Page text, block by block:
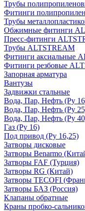
Трубы
Фитинги
Трубы
Обжимные фитинги
Пресс-фитинги
Трубы ALTSTREAM
Фитинги аксиальные
Фитинги резбовые
Запорная арматура
Вантузы
Задвижки стальные
Вода, Пар, Нефть (Ру
Вода, Пар, Нефть (Ру
Вода, Пар, Нефть (Ру
Газ (Ру 16)
Под привод (Ру 16,25)
Затворы дисковые
Затворы Benarmo
Затворы FAF (Турция)
Затворы RG (Китай)
Затворы TECOFI
Затворы БАЗ (Россия)
Клапаны обратные
Краны пробко-